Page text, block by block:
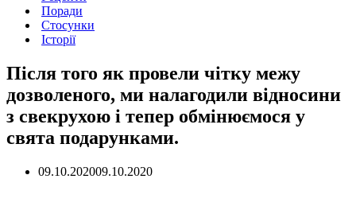
Поради
Стосунки
Історії
Після того як провели чітку межу
дозволеного, ми налагодили відносини
з свекрухою і тепер обмінюємося у
свята подарунками.
09.10.202009.10.2020